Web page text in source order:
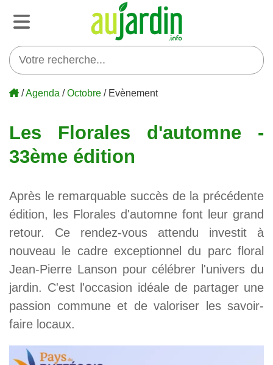
/Agenda /Octobre / Evènement
Les Florales d'automne -
33ème édition
Après le remarquable succès de la précédente
édition, les Florales d'automne font leur grand
retour. Ce rendez-vous attendu investit à
nouveau le cadre exceptionnel du parc floral
Jean-Pierre Lanson pour célébrer l'univers du
jardin. C'est l'occasion idéale de partager une
passion commune et de valoriser les savoir-
faire locaux.